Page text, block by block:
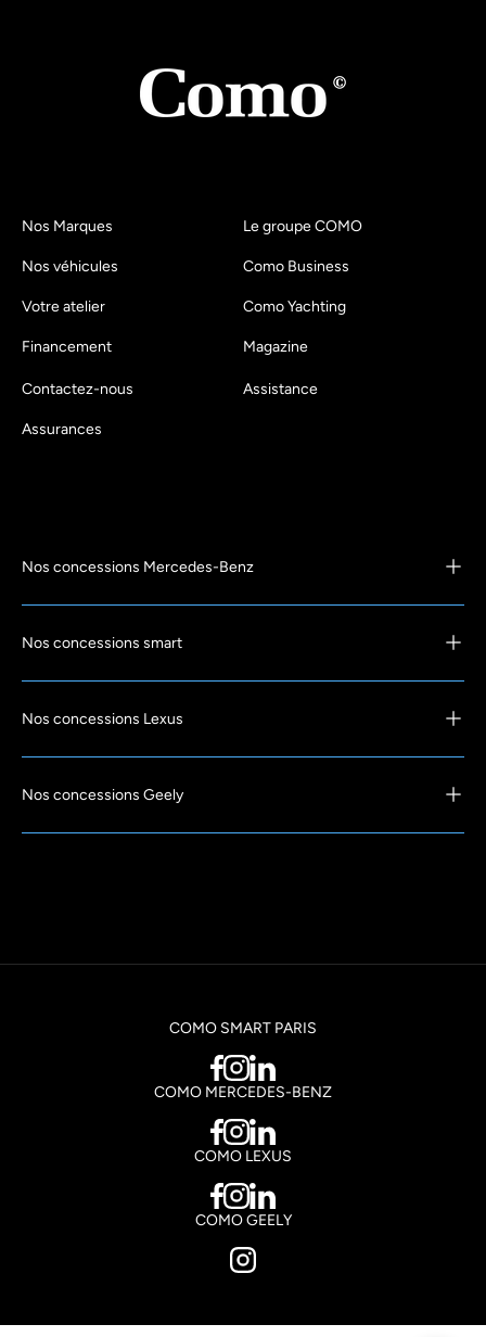
Nos Marques
Nos véhicules
Votre atelier
Financement
Le groupe COMO
Como Business
Como Yachting
Magazine
Contactez-nous Assistance
Assurances
Nos concessions Mercedes-Benz
Nos concessions smart
Nos concessions Lexus
Nos concessions Geely
COMO SMART PARIS
COMO MERCEDES-BENZ
COMO LEXUS
COMO GEELY